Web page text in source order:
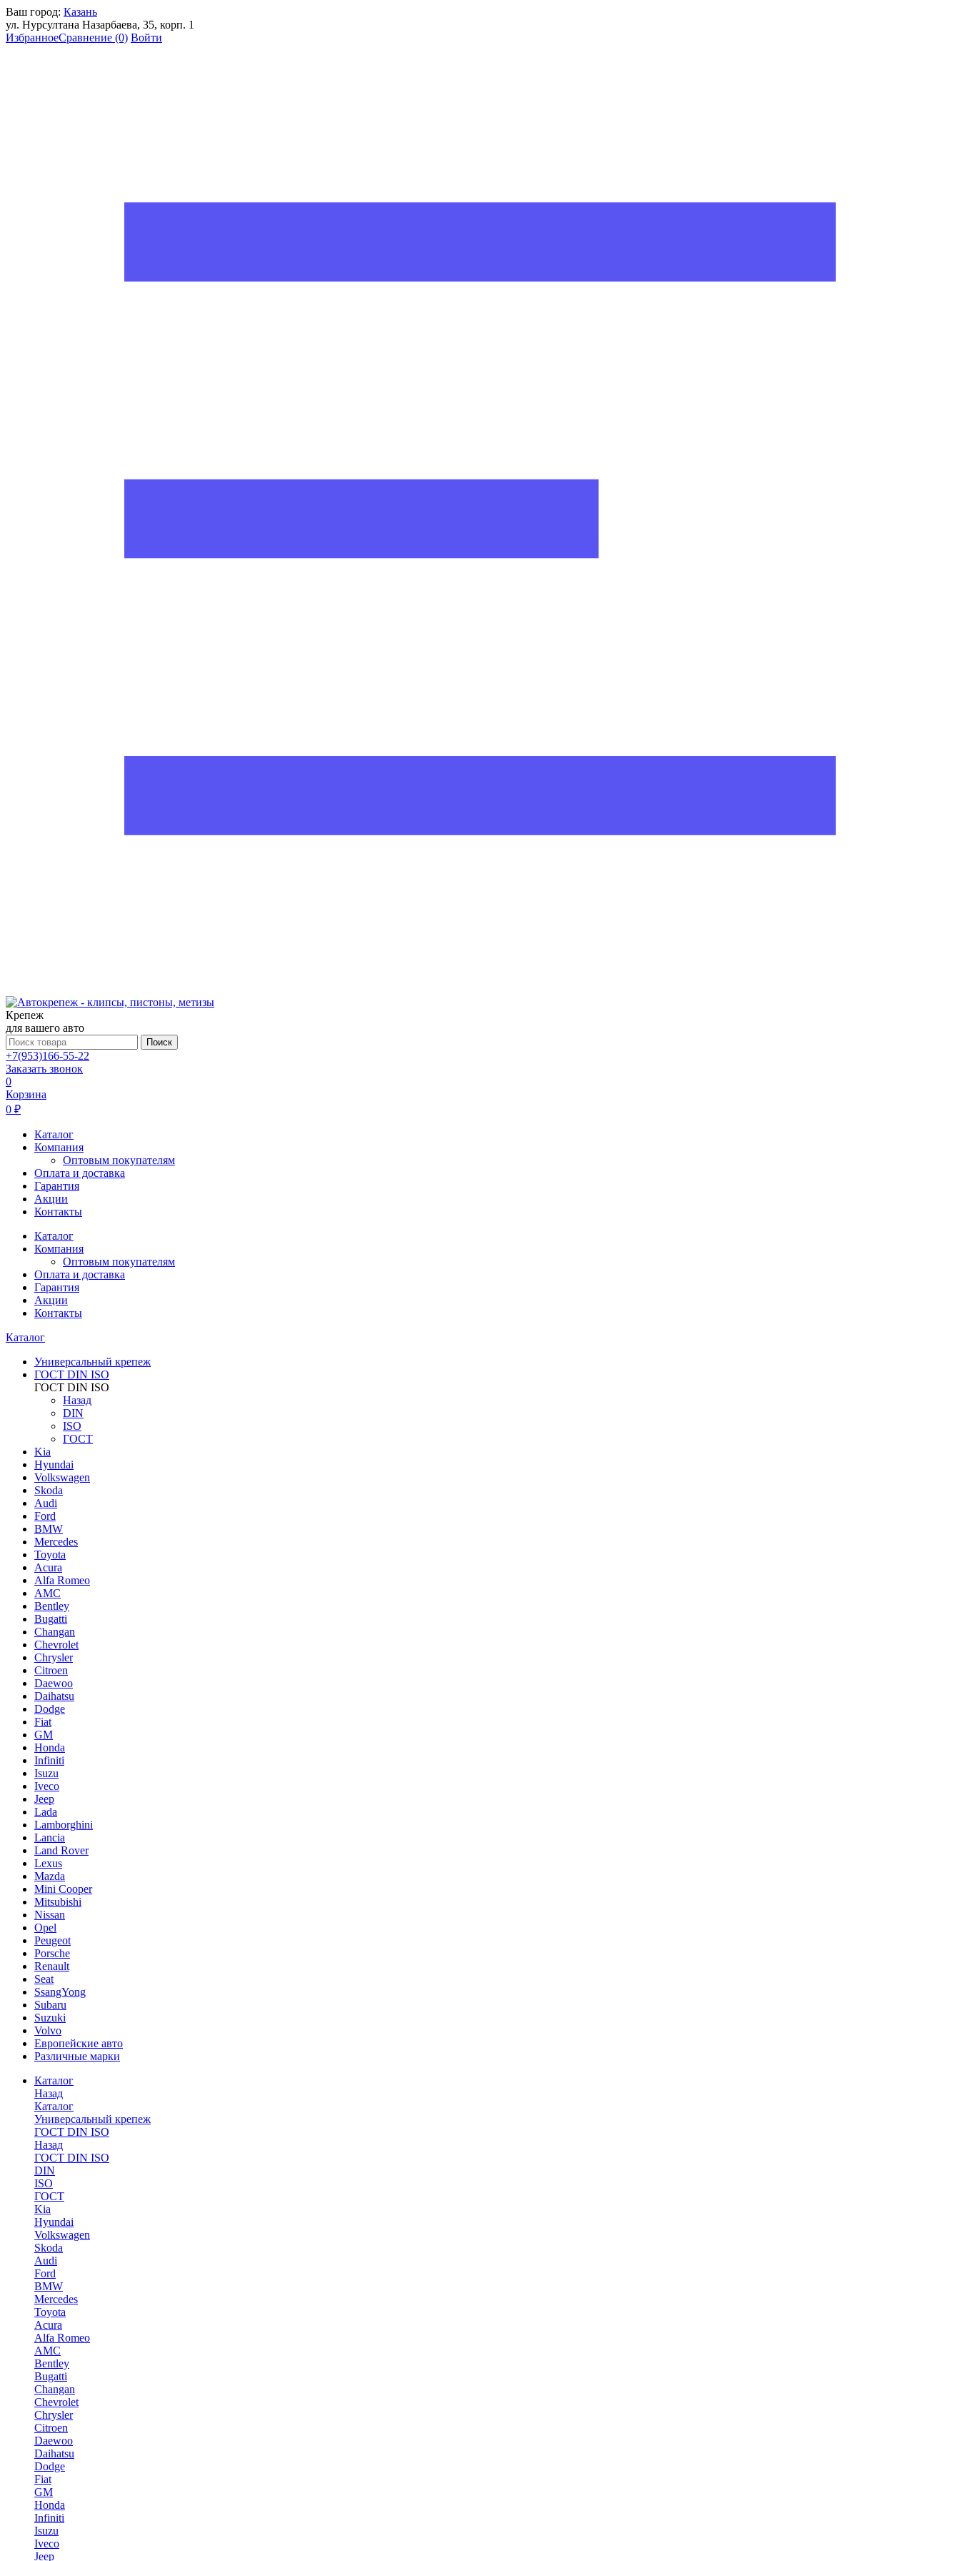
Ваш город: Казань
ул. Нурсултана Назарбаева, 35, корп. 1
ИзбранноеСравнение (0) Войти
Крепеж
для вашего авто
Поиск
+7(953)166-55-22
Заказать звонок
0
Корзина
0 ₽
Каталог
Компания
Оптовым покупателям
Оплата и доставка
Гарантия
Акции
Контакты
Каталог
Компания
Оптовым покупателям
Оплата и доставка
Гарантия
Акции
Контакты
Каталог
Универсальный крепеж
ГОСТ DIN ISO
ГОСТ DIN ISO
Назад
DIN
ISO
ГОСТ
Kia
Hyundai
Volkswagen
Skoda
Audi
Ford
BMW
Mercedes
Toyota
Acura
Alfa Romeo
AMC
Bentley
Bugatti
Changan
Chevrolet
Chrysler
Citroen
Daewoo
Daihatsu
Dodge
Fiat
GM
Honda
Infiniti
Isuzu
Iveco
Jeep
Lada
Lamborghini
Lancia
Land Rover
Lexus
Mazda
Mini Cooper
Mitsubishi
Nissan
Opel
Peugeot
Porsche
Renault
Seat
SsangYong
Subaru
Suzuki
Volvo
Европейские авто
Различные марки
Каталог
Назад
Каталог
Универсальный крепеж
ГОСТ DIN ISO
Назад
ГОСТ DIN ISO
DIN
ISO
ГОСТ
Kia
Hyundai
Volkswagen
Skoda
Audi
Ford
BMW
Mercedes
Toyota
Acura
Alfa Romeo
AMC
Bentley
Bugatti
Changan
Chevrolet
Chrysler
Citroen
Daewoo
Daihatsu
Dodge
Fiat
GM
Honda
Infiniti
Isuzu
Iveco
Jeep